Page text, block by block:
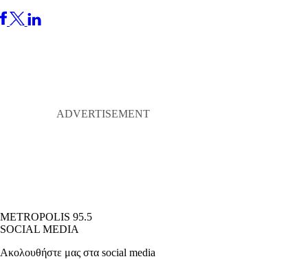
METROPOLIS 95.5
SOCIAL MEDIA
Ακολουθήστε μας στα social media